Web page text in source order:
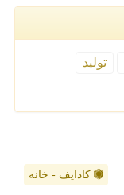
تولید
کادایف - خانه